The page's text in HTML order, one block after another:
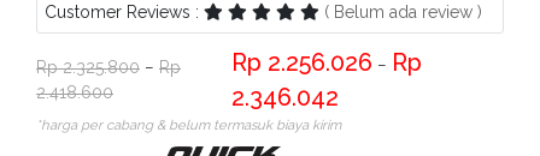
Customer Reviews : ( Belum ada review )
2.325.800 −
2.418.600
2.256.026 −
2.346.042
*harga per cabang & belum termasuk biaya kirim